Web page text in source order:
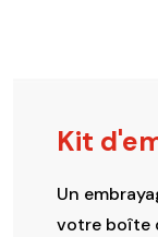
Kit
Un
votre boîte